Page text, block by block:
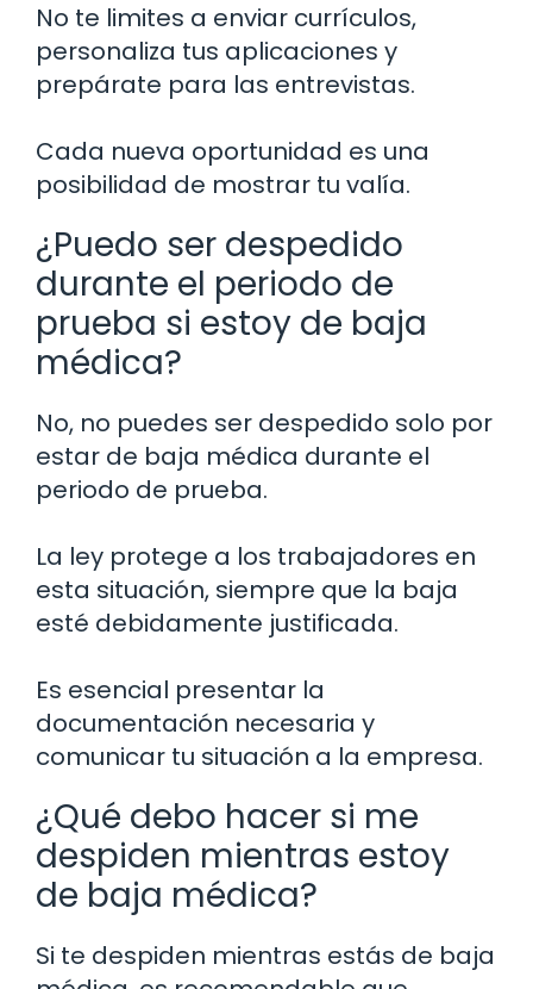
No te limites a enviar currículos,
personaliza tus aplicaciones y
prepárate para las entrevistas.
Cada nueva oportunidad es una
posibilidad de mostrar tu valía.
¿Puedo ser despedido
durante el periodo de
prueba si estoy de baja
médica?
No, no puedes ser despedido solo por
estar de baja médica durante el
periodo de prueba.
La ley protege a los trabajadores en
esta situación, siempre que la baja
esté debidamente justificada.
Es esencial presentar la
documentación necesaria y
comunicar tu situación a la empresa.
¿Qué debo hacer si me
despiden mientras estoy
de baja médica?
Si te despiden mientras estás de baja